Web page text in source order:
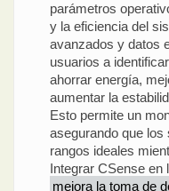
parámetros
y la eficiencia del
avanzados y datos
usuarios a identificar
ahorrar energía,
aumentar la
Esto permite un
asegurando que
rangos ideales
Integrar CSense
mejora la toma de